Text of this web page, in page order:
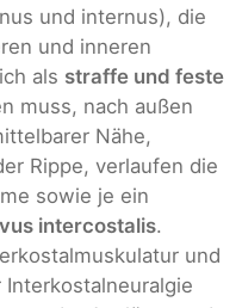
und internus), die
und inneren
als straffe und feste
muss, nach außen
Nähe,
Rippe, verlaufen die
sowie je ein
intercostalis.
und